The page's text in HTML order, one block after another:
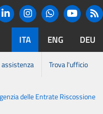
LinkedinInstagram
ITA ENG DEU
Trova l'ufficio